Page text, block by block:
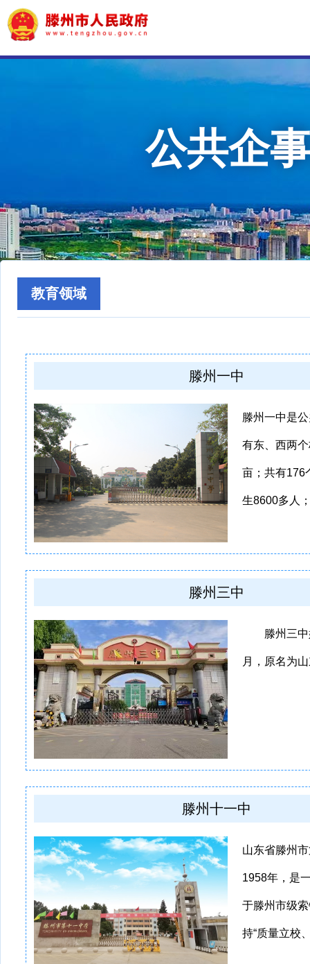
公共企
教育领域
滕州一中
滕州一中是
有东、西两
亩；共有176
生8600多人
滕州三中
滕州三中
月，原名为
滕州十一中
山东省滕州
1958年，是
于滕州市级
持“质量立校